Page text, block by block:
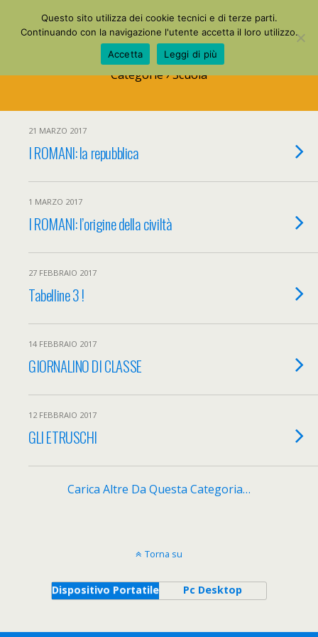
La Mia Maestra
Categorie ›Scuola
21 MARZO 2017
I ROMANI: la repubblica
1 MARZO 2017
I ROMANI: l’origine della civiltà
27 FEBBRAIO 2017
Tabelline 3 !
14 FEBBRAIO 2017
GIORNALINO DI CLASSE
12 FEBBRAIO 2017
GLI ETRUSCHI
Carica Altre Da Questa Categoria…
Torna su
Dispositivo Portatile Pc Desktop
Questo sito utilizza dei cookie tecnici e di terze parti.
Continuando con la navigazione l'utente accetta il loro utilizzo.
Accetta
Leggi di più